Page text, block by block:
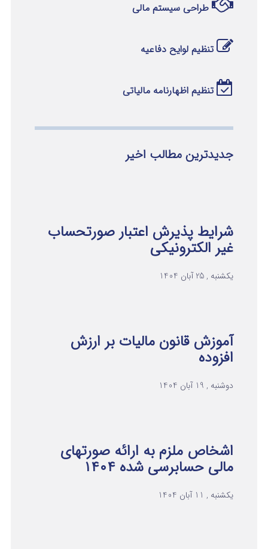
طراحی سیستم مالی
تنظیم لوایح دفاعیه
تنظیم اظهارنامه مالیاتی
جدیدترین مطالب اخیر
شرایط پذیرش اعتبار صورتحساب
غیر الکترونیکی
یکشنبه , 25 آبان 1404
آموزش قانون مالیات بر ارزش
افزوده
دوشنبه , 19 آبان 1404
اشخاص ملزم به ارائه صورتهای
مالی حسابرسی شده ۱۴۰۴
یکشنبه , 11 آبان 1404